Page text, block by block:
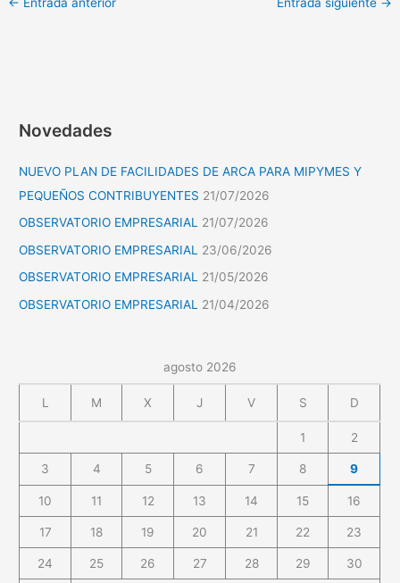
Novedades
NUEVO PLAN DE FACILIDADES DE ARCA PARA MIPYMES Y
PEQUEÑOS CONTRIBUYENTES 21/07/2026
OBSERVATORIO EMPRESARIAL 21/07/2026
OBSERVATORIO EMPRESARIAL
23/06/2026
OBSERVATORIO EMPRESARIAL 21/05/2026
OBSERVATORIO EMPRESARIAL
21/04/2026
agosto 2026
L M X J V S D
1 2
3 4 5 6 7 8 9
10 11 12 13 14 15 16
17 18 19 20 21 22 23
24 25 26 27 28 29 30